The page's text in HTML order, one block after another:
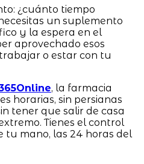
¿cuánto tiempo
un suplemento
y la espera en el
aprovechado esos
o estar con tu
, la farmacia
horarias, sin persianas
tener que salir de casa
Tienes el control
tu mano, las 24 horas del